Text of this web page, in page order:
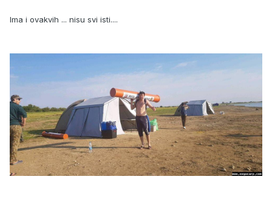
Ima i ovakvih ... nisu svi isti....